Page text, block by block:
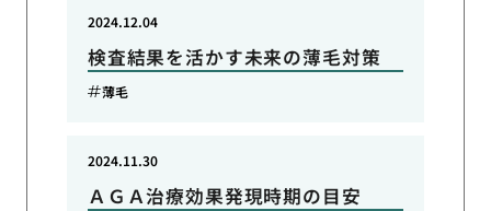
検査結果を活かす未来の薄毛対策
2024.12.04
薄毛
ＡＧＡ治療効果発現時期の目安
2024.11.30